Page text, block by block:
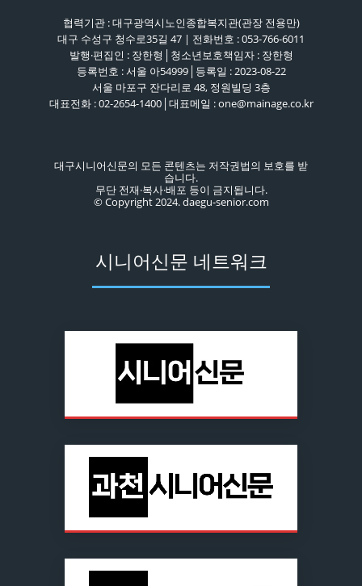
협력기관 : 대구광역시노인종합복지관(관장 전용만)
대구 수성구 청수로35길 47 | 전화번호 : 053-766-6011
발행·편집인 : 장한형│청소년보호책임자 : 장한형
등록번호 : 서울 아54999│등록일 : 2023-08-22
서울 마포구 잔다리로 48, 정원빌딩 3층
대표전화 : 02-2654-1400│대표메일 : one@mainage.co.kr
대구시니어신문의 모든 콘텐츠는 저작권법의 보호를 받
습니다.
무단 전재·복사·배포 등이 금지됩니다.
© Copyright 2024. daegu-senior.com
시니어신문 네트워크